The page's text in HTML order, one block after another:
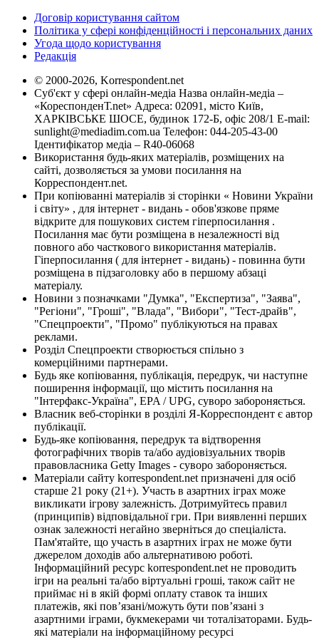
Договір користування сайтом
Політика у сфері конфіденційності і персональних даних
Угода щодо користування
Редакція
© 2000-2026, Korrespondent.net
Суб'єкт у сфері онлайн-медіа Назва онлайн-медіа –
«КореспонденТ.net» Адреса: 02091, місто Київ,
ХАРКІВСЬКЕ ШОСЕ, будинок 172-Б, офіс 208/1 E-mail:
sunlight@mediadim.com.ua Телефон: 044-205-43-00
Ідентифікатор медіа – R40-06068
Використання будь-яких матеріалів, розміщених на
сайті, дозволяється за умови посилання на
Корреспондент.net.
При копіюванні матеріалів зі сторінки « Новини України
і світу» , для інтернет - видань - обов'язкове пряме
відкрите для пошукових систем гіперпосилання .
Посилання має бути розміщена в незалежності від
повного або часткового використання матеріалів.
Гіперпосилання ( для інтернет - видань) - повинна бути
розміщена в підзаголовку або в першому абзаці
матеріалу.
Новини з позначками "Думка", "Експертиза", "Заява",
"Регіони", "Гроші", "Влада", "Вибори", "Тест-драйв",
"Спецпроекти", "Промо" публікуються на правах
реклами.
Розділ Спецпроекти створюється спільно з
комерційними партнерами.
Будь яке копіювання, публікація, передрук, чи наступне
поширення інформації, що містить посилання на
"Інтерфакс-Україна", EPA / UPG, суворо забороняється.
Власник веб-сторінки в розділі Я-Корреспондент є автор
публікації.
Будь-яке копіювання, передрук та відтворення
фотографічних творів та/або аудіовізуальних творів
правовласника Getty Images - суворо забороняється.
Матеріали сайту korrespondent.net призначені для осіб
старше 21 року (21+). Участь в азартних іграх може
викликати ігрову залежність. Дотримуйтесь правил
(принципів) відповідальної гри. При виявленні перших
ознак залежності негайно зверніться до спеціаліста.
Пам'ятайте, що участь в азартних іграх не може бути
джерелом доходів або альтернативою роботі.
Інформаційний ресурс korrespondent.net не проводить
ігри на реальні та/або віртуальні гроші, також сайт не
приймає ні в якій формі оплату ставок та інших
платежів, які пов’язані/можуть бути пов’язані з
азартними іграми, букмекерами чи тоталізаторами. Будь-
які матеріали на інформаційному ресурсі